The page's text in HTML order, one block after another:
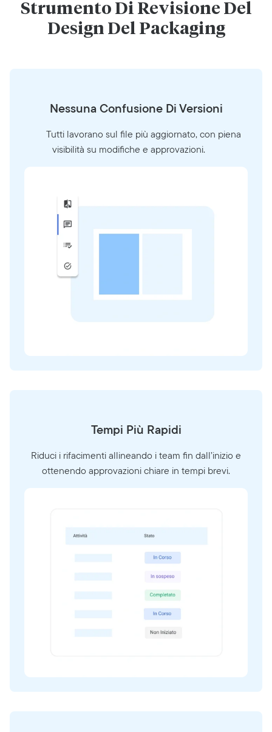
Strumento Di Revisione Del
Design Del Packaging
Nessuna Confusione Di Versioni
Tutti lavorano sul file più aggiornato, con piena
visibilità su modifiche e approvazioni.
Tempi Più Rapidi
Riduci i rifacimenti allineando i team fin dall’inizio e
ottenendo approvazioni chiare in tempi brevi.